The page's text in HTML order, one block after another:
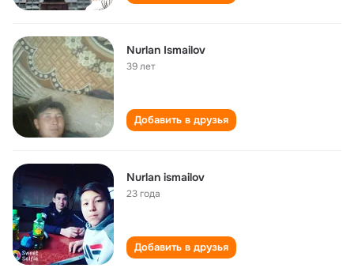
Nurlan Ismailov
39 лет
Добавить в друзья
Nurlan ismailov
23 года
Добавить в друзья